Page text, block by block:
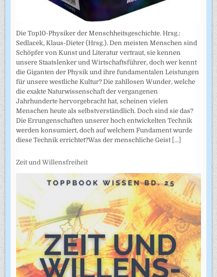
Die Top10-Physiker der Menschheitsgeschichte. Hrsg.:
Sedlacek, Klaus-Dieter (Hrsg.). Den meisten Menschen sind
Schöpfer von Kunst und Literatur vertraut, sie kennen
unsere Staatslenker und Wirtschaftsführer, doch wer kennt
die Giganten der Physik und ihre fundamentalen Leistungen
für unsere westliche Kultur? Die zahllosen Wunder, welche
die exakte Naturwissenschaft der vergangenen
Jahrhunderte hervorgebracht hat, scheinen vielen
Menschen heute als selbstverständlich. Doch sind sie das?
Die Errungenschaften unserer hoch entwickelten Technik
werden konsumiert, doch auf welchem Fundament wurde
diese Technik errichtet?Was der menschliche Geist [...]
Zeit und Willensfreiheit